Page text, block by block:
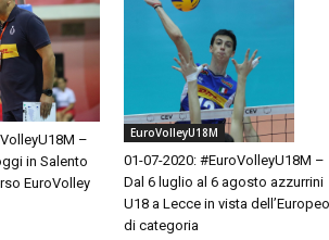
–
in Salento
EuroVolley
EuroVolleyU18M
01-07-2020: #EuroVolleyU18M –
Dal 6 luglio al 6 agosto azzurrini
U18 a Lecce in vista dell’Europeo
di categoria